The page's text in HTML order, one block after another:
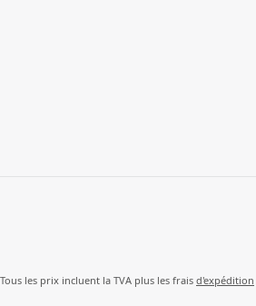
Tous les prix incluent la TVA plus les frais d'expédition